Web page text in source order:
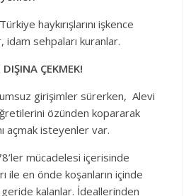
haykırışlarını işkence
idam sehpaları kuranlar.
ÇEKMEK!
girişimler sürerken, Alevi
özünden kopararak
açmak isteyenler var.
mücadelesi içerisinde
ile en önde koşanların içinde
kalanlar. İdeallerinden